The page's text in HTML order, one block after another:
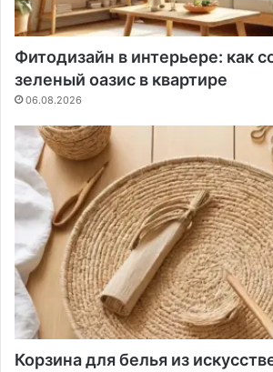
Фитодизайн в интерьере: как
зеленый оазис в квартире
06.08.2026
Корзина для белья из